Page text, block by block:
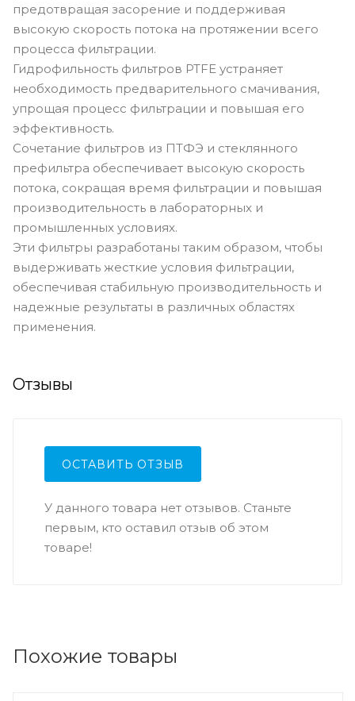
предотвращая засорение и поддерживая
высокую скорость потока на протяжении всего
процесса фильтрации.
Гидрофильность фильтров PTFE устраняет
необходимость предварительного смачивания,
упрощая процесс фильтрации и повышая его
эффективность.
Сочетание фильтров из ПТФЭ и стеклянного
префильтра обеспечивает высокую скорость
потока, сокращая время фильтрации и повышая
производительность в лабораторных и
промышленных условиях.
Эти фильтры разработаны таким образом, чтобы
выдерживать жесткие условия фильтрации,
обеспечивая стабильную производительность и
надежные результаты в различных областях
применения.
Отзывы
ОСТАВИТЬ ОТЗЫВ
У данного товара нет отзывов. Станьте
первым, кто оставил отзыв об этом
товаре!
Похожие товары